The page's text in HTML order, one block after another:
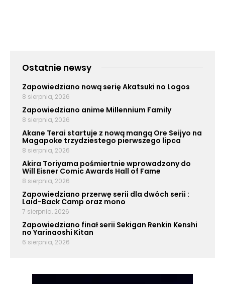
Ostatnie newsy
Zapowiedziano nową serię Akatsuki no Logos
8 sierpnia, 2026
Zapowiedziano anime Millennium Family
8 sierpnia, 2026
Akane Terai startuje z nową mangą Ore Seijyo na
Magapoke trzydziestego pierwszego lipca
8 sierpnia, 2026
Akira Toriyama pośmiertnie wprowadzony do
Will Eisner Comic Awards Hall of Fame
8 sierpnia, 2026
Zapowiedziano przerwę serii dla dwóch serii :
Laid-Back Camp oraz mono
7 sierpnia, 2026
Zapowiedziano finał serii Sekigan Renkin Kenshi
no Yarinaoshi Kitan
6 sierpnia, 2026